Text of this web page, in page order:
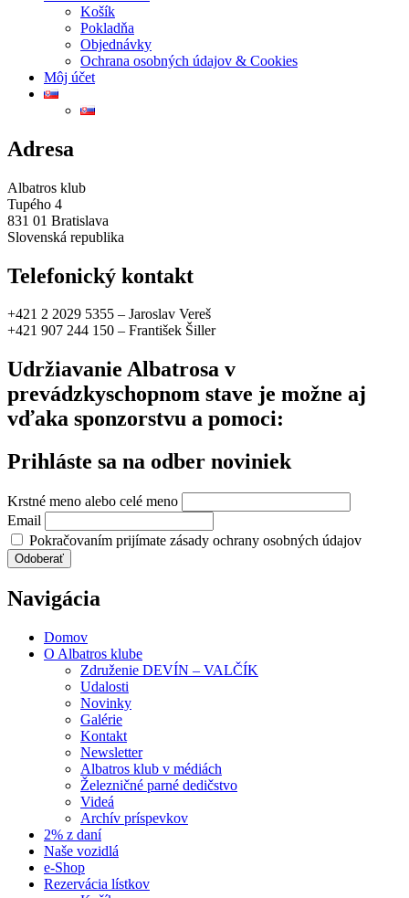
Košík
Pokladňa
Objednávky
Ochrana osobných údajov & Cookies
Môj účet
Adresa
Albatros klub
Tupého 4
831 01 Bratislava
Slovenská republika
Telefonický kontakt
+421 2 2029 5355 – Jaroslav Vereš
+421 907 244 150 – František Šiller
Udržiavanie Albatrosa v
prevádzkyschopnom stave je možne aj
vďaka sponzorstvu a pomoci:
Prihláste sa na odber noviniek
Krstné meno alebo celé meno
Email
Pokračovaním prijímate zásady ochrany osobných údajov
Navigácia
Domov
O Albatros klube
Združenie DEVÍN – VALČÍK
Udalosti
Novinky
Galérie
Kontakt
Newsletter
Albatros klub v médiách
Železničné parné dedičstvo
Videá
Archív príspevkov
2% z daní
Naše vozidlá
e-Shop
Rezervácia lístkov